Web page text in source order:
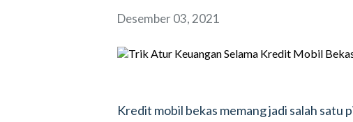
Desember 03, 2021
Kredit mobil bekas memang jadi salah satu